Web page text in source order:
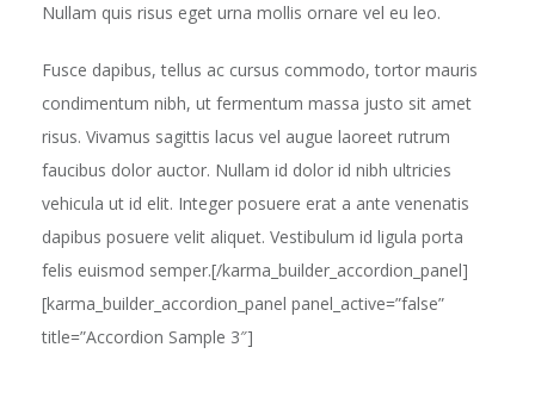
Nullam quis risus eget urna mollis ornare vel eu leo.
Fusce dapibus, tellus ac cursus commodo, tortor mauris
condimentum nibh, ut fermentum massa justo sit amet
risus. Vivamus sagittis lacus vel augue laoreet rutrum
faucibus dolor auctor. Nullam id dolor id nibh ultricies
vehicula ut id elit. Integer posuere erat a ante venenatis
dapibus posuere velit aliquet. Vestibulum id ligula porta
felis euismod semper.[/karma_builder_accordion_panel]
[karma_builder_accordion_panel panel_active=”false”
title=”Accordion Sample 3″]